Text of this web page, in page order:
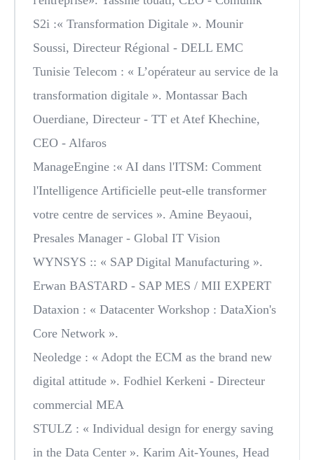
S2i :« Transformation Digitale ». Mounir
Soussi, Directeur Régional - DELL EMC
Tunisie Telecom : « L’opérateur au service de la
transformation digitale ». Montassar Bach
Ouerdiane, Directeur - TT et Atef Khechine,
CEO - Alfaros
ManageEngine :« AI dans l'ITSM: Comment
l'Intelligence Artificielle peut-elle transformer
votre centre de services ». Amine Beyaoui,
Presales Manager - Global IT Vision
WYNSYS :: « SAP Digital Manufacturing ».
Erwan BASTARD - SAP MES / MII EXPERT
Dataxion : « Datacenter Workshop : DataXion's
Core Network ».
Neoledge : « Adopt the ECM as the brand new
digital attitude ». Fodhiel Kerkeni - Directeur
commercial MEA
STULZ : « Individual design for energy saving
in the Data Center ». Karim Ait-Younes, Head